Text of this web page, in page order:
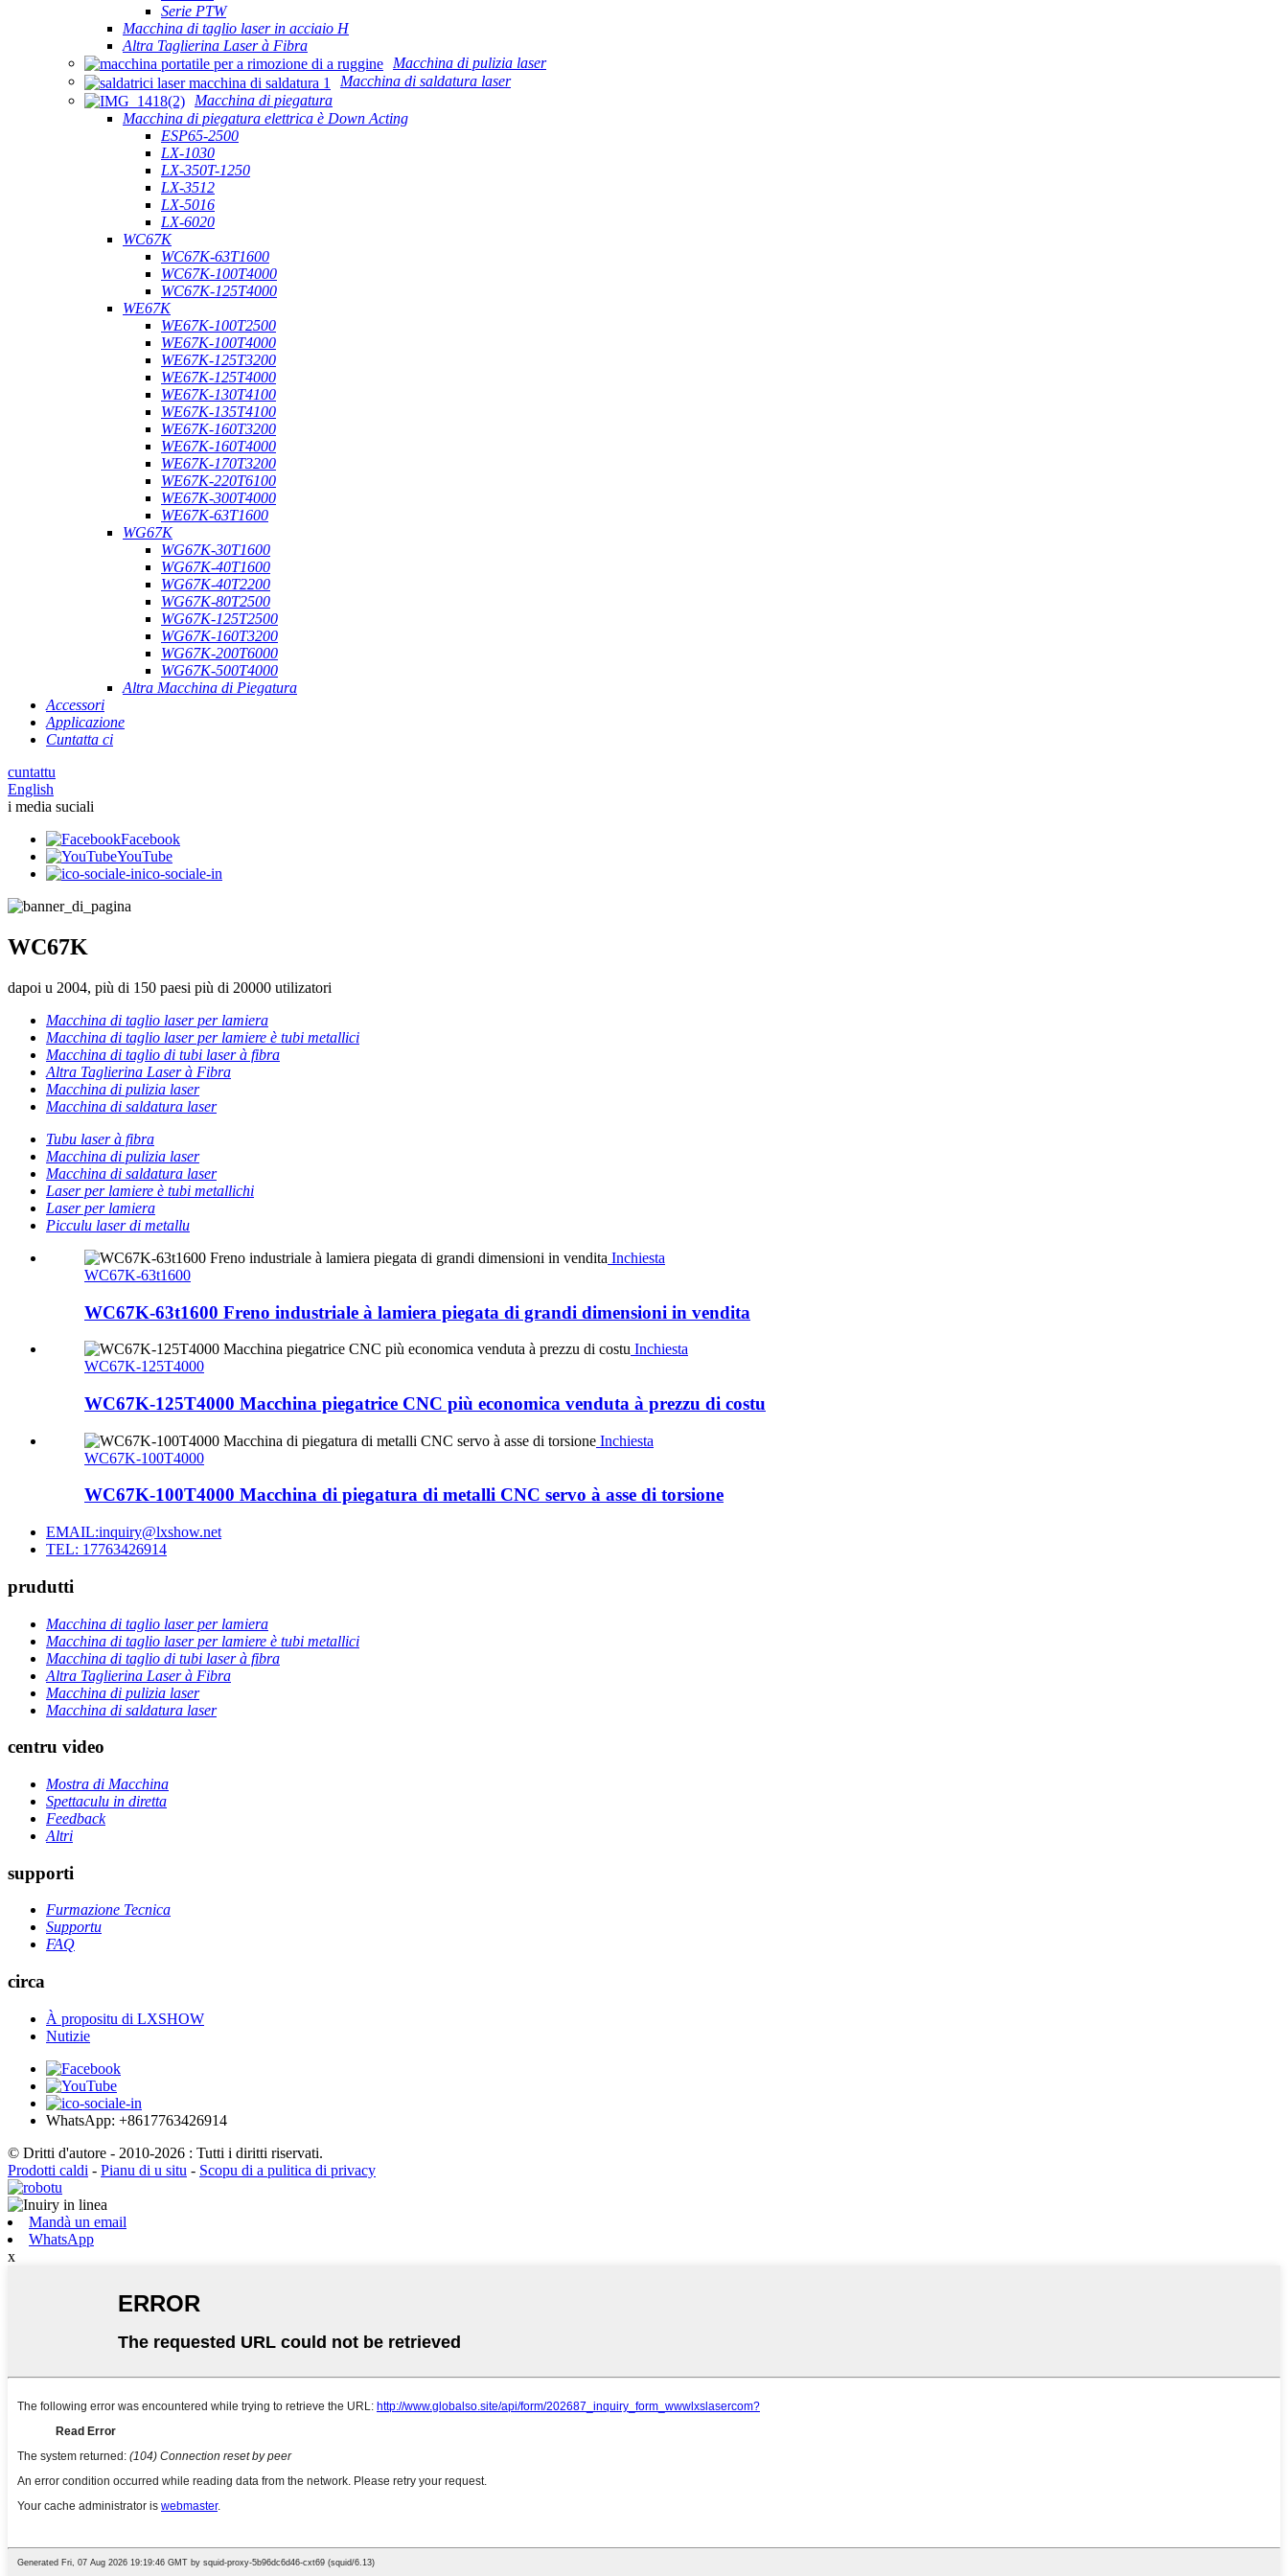
Serie PTW
Macchina di taglio laser in acciaio H
Altra Taglierina Laser à Fibra
Macchina di pulizia laser
Macchina di saldatura laser
Macchina di piegatura
Macchina di piegatura elettrica è Down Acting
ESP65-2500
LX-1030
LX-350T-1250
LX-3512
LX-5016
LX-6020
WC67K
WC67K-63T1600
WC67K-100T4000
WC67K-125T4000
WE67K
WE67K-100T2500
WE67K-100T4000
WE67K-125T3200
WE67K-125T4000
WE67K-130T4100
WE67K-135T4100
WE67K-160T3200
WE67K-160T4000
WE67K-170T3200
WE67K-220T6100
WE67K-300T4000
WE67K-63T1600
WG67K
WG67K-30T1600
WG67K-40T1600
WG67K-40T2200
WG67K-80T2500
WG67K-125T2500
WG67K-160T3200
WG67K-200T6000
WG67K-500T4000
Altra Macchina di Piegatura
Accessori
Applicazione
Cuntatta ci
cuntattu
English
i media suciali
Facebook
YouTube
ico-sociale-in
WC67K
dapoi u 2004, più di 150 paesi più di 20000 utilizatori
Macchina di taglio laser per lamiera
Macchina di taglio laser per lamiere è tubi metallici
Macchina di taglio di tubi laser à fibra
Altra Taglierina Laser à Fibra
Macchina di pulizia laser
Macchina di saldatura laser
Tubu laser à fibra
Macchina di pulizia laser
Macchina di saldatura laser
Laser per lamiere è tubi metallichi
Laser per lamiera
Picculu laser di metallu
Inchiesta
WC67K-63t1600
WC67K-63t1600 Freno industriale à lamiera piegata di grandi dimensioni in vendita
Inchiesta
WC67K-125T4000
WC67K-125T4000 Macchina piegatrice CNC più economica venduta à prezzu di costu
Inchiesta
WC67K-100T4000
WC67K-100T4000 Macchina di piegatura di metalli CNC servo à asse di torsione
EMAIL:inquiry@lxshow.net
TEL: 17763426914
prudutti
Macchina di taglio laser per lamiera
Macchina di taglio laser per lamiere è tubi metallici
Macchina di taglio di tubi laser à fibra
Altra Taglierina Laser à Fibra
Macchina di pulizia laser
Macchina di saldatura laser
centru video
Mostra di Macchina
Spettaculu in diretta
Feedback
Altri
supporti
Furmazione Tecnica
Supportu
FAQ
circa
À propositu di LXSHOW
Nutizie
WhatsApp: +8617763426914
© Dritti d'autore - 2010-2026 : Tutti i diritti riservati.
Prodotti caldi - Pianu di u situ - Scopu di a pulitica di privacy
Mandà un email
WhatsApp
x